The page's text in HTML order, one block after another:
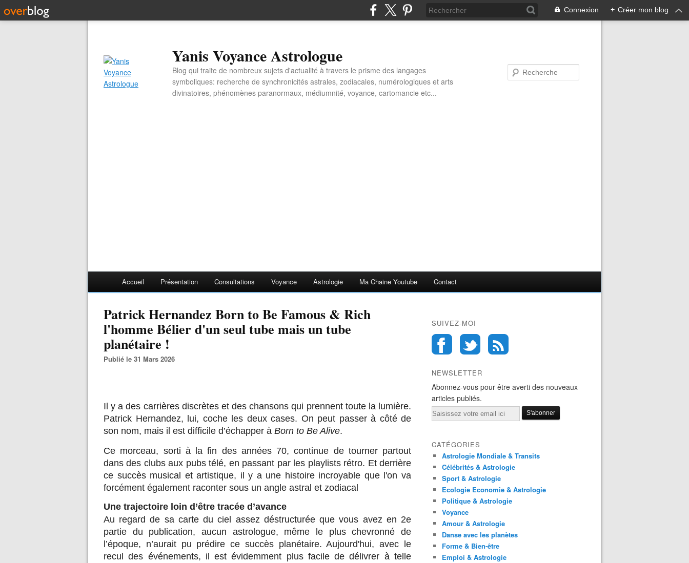
Connexion + Créer mon blog
Yanis Voyance Astrologue
Blog qui traite de nombreux sujets d'actualité à travers le prisme des langages
symboliques: recherche de synchronicités astrales, zodiacales, numérologiques et arts
divinatoires, phénomènes paranormaux, médiumnité, voyance, cartomancie etc...
Accueil Présentation Consultations Voyance Astrologie Ma Chaine Youtube Contact
Patrick Hernandez Born to Be Famous & Rich
l'homme Bélier d'un seul tube mais un tube
planétaire !
Publié le 31 Mars 2026
Il y a des carrières discrètes et des chansons qui prennent toute la lumière.
Patrick Hernandez, lui, coche les deux cases. On peut passer à côté de
son nom, mais il est difficile d’échapper à Born to Be Alive.
Ce morceau, sorti à la fin des années 70, continue de tourner partout
dans des clubs aux pubs télé, en passant par les playlists rétro. Et derrière
ce succès musical et artistique, il y a une histoire incroyable que l'on va
forcément également raconter sous un angle astral et zodiacal
Une trajectoire loin d’être tracée d’avance
Au regard de sa carte du ciel assez déstructurée que vous avez en 2e
partie du publication, aucun astrologue, même le plus chevronné de
l’époque, n’aurait pu prédire ce succès planétaire. Aujourd'hui, avec le
recul des événements, il est évidemment plus facile de délivrer à telle
SUIVEZ-MOI
NEWSLETTER
Abonnez-vous pour être averti des nouveaux
articles publiés.
Email
CATÉGORIES
Astrologie Mondiale & Transits
Célébrités & Astrologie
Sport & Astrologie
Ecologie Economie & Astrologie
Politique & Astrologie
Voyance
Amour & Astrologie
Danse avec les planètes
Forme & Bien-être
Emploi & Astrologie